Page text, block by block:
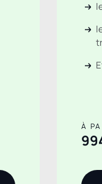
À